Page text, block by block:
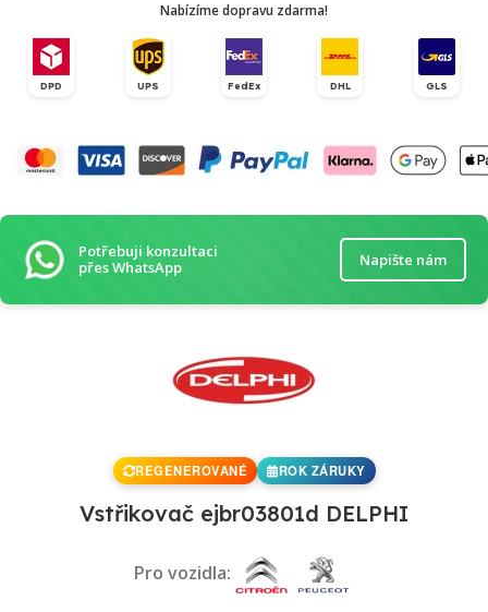
Nabízíme dopravu zdarma!
DPD UPS FedEx DHL GLS
Potřebuji konzultaci
přes WhatsApp
Napište nám
REGENEROVANÉ ROK ZÁRUKY
Vstřikovač ejbr03801d DELPHI
Pro vozidla: